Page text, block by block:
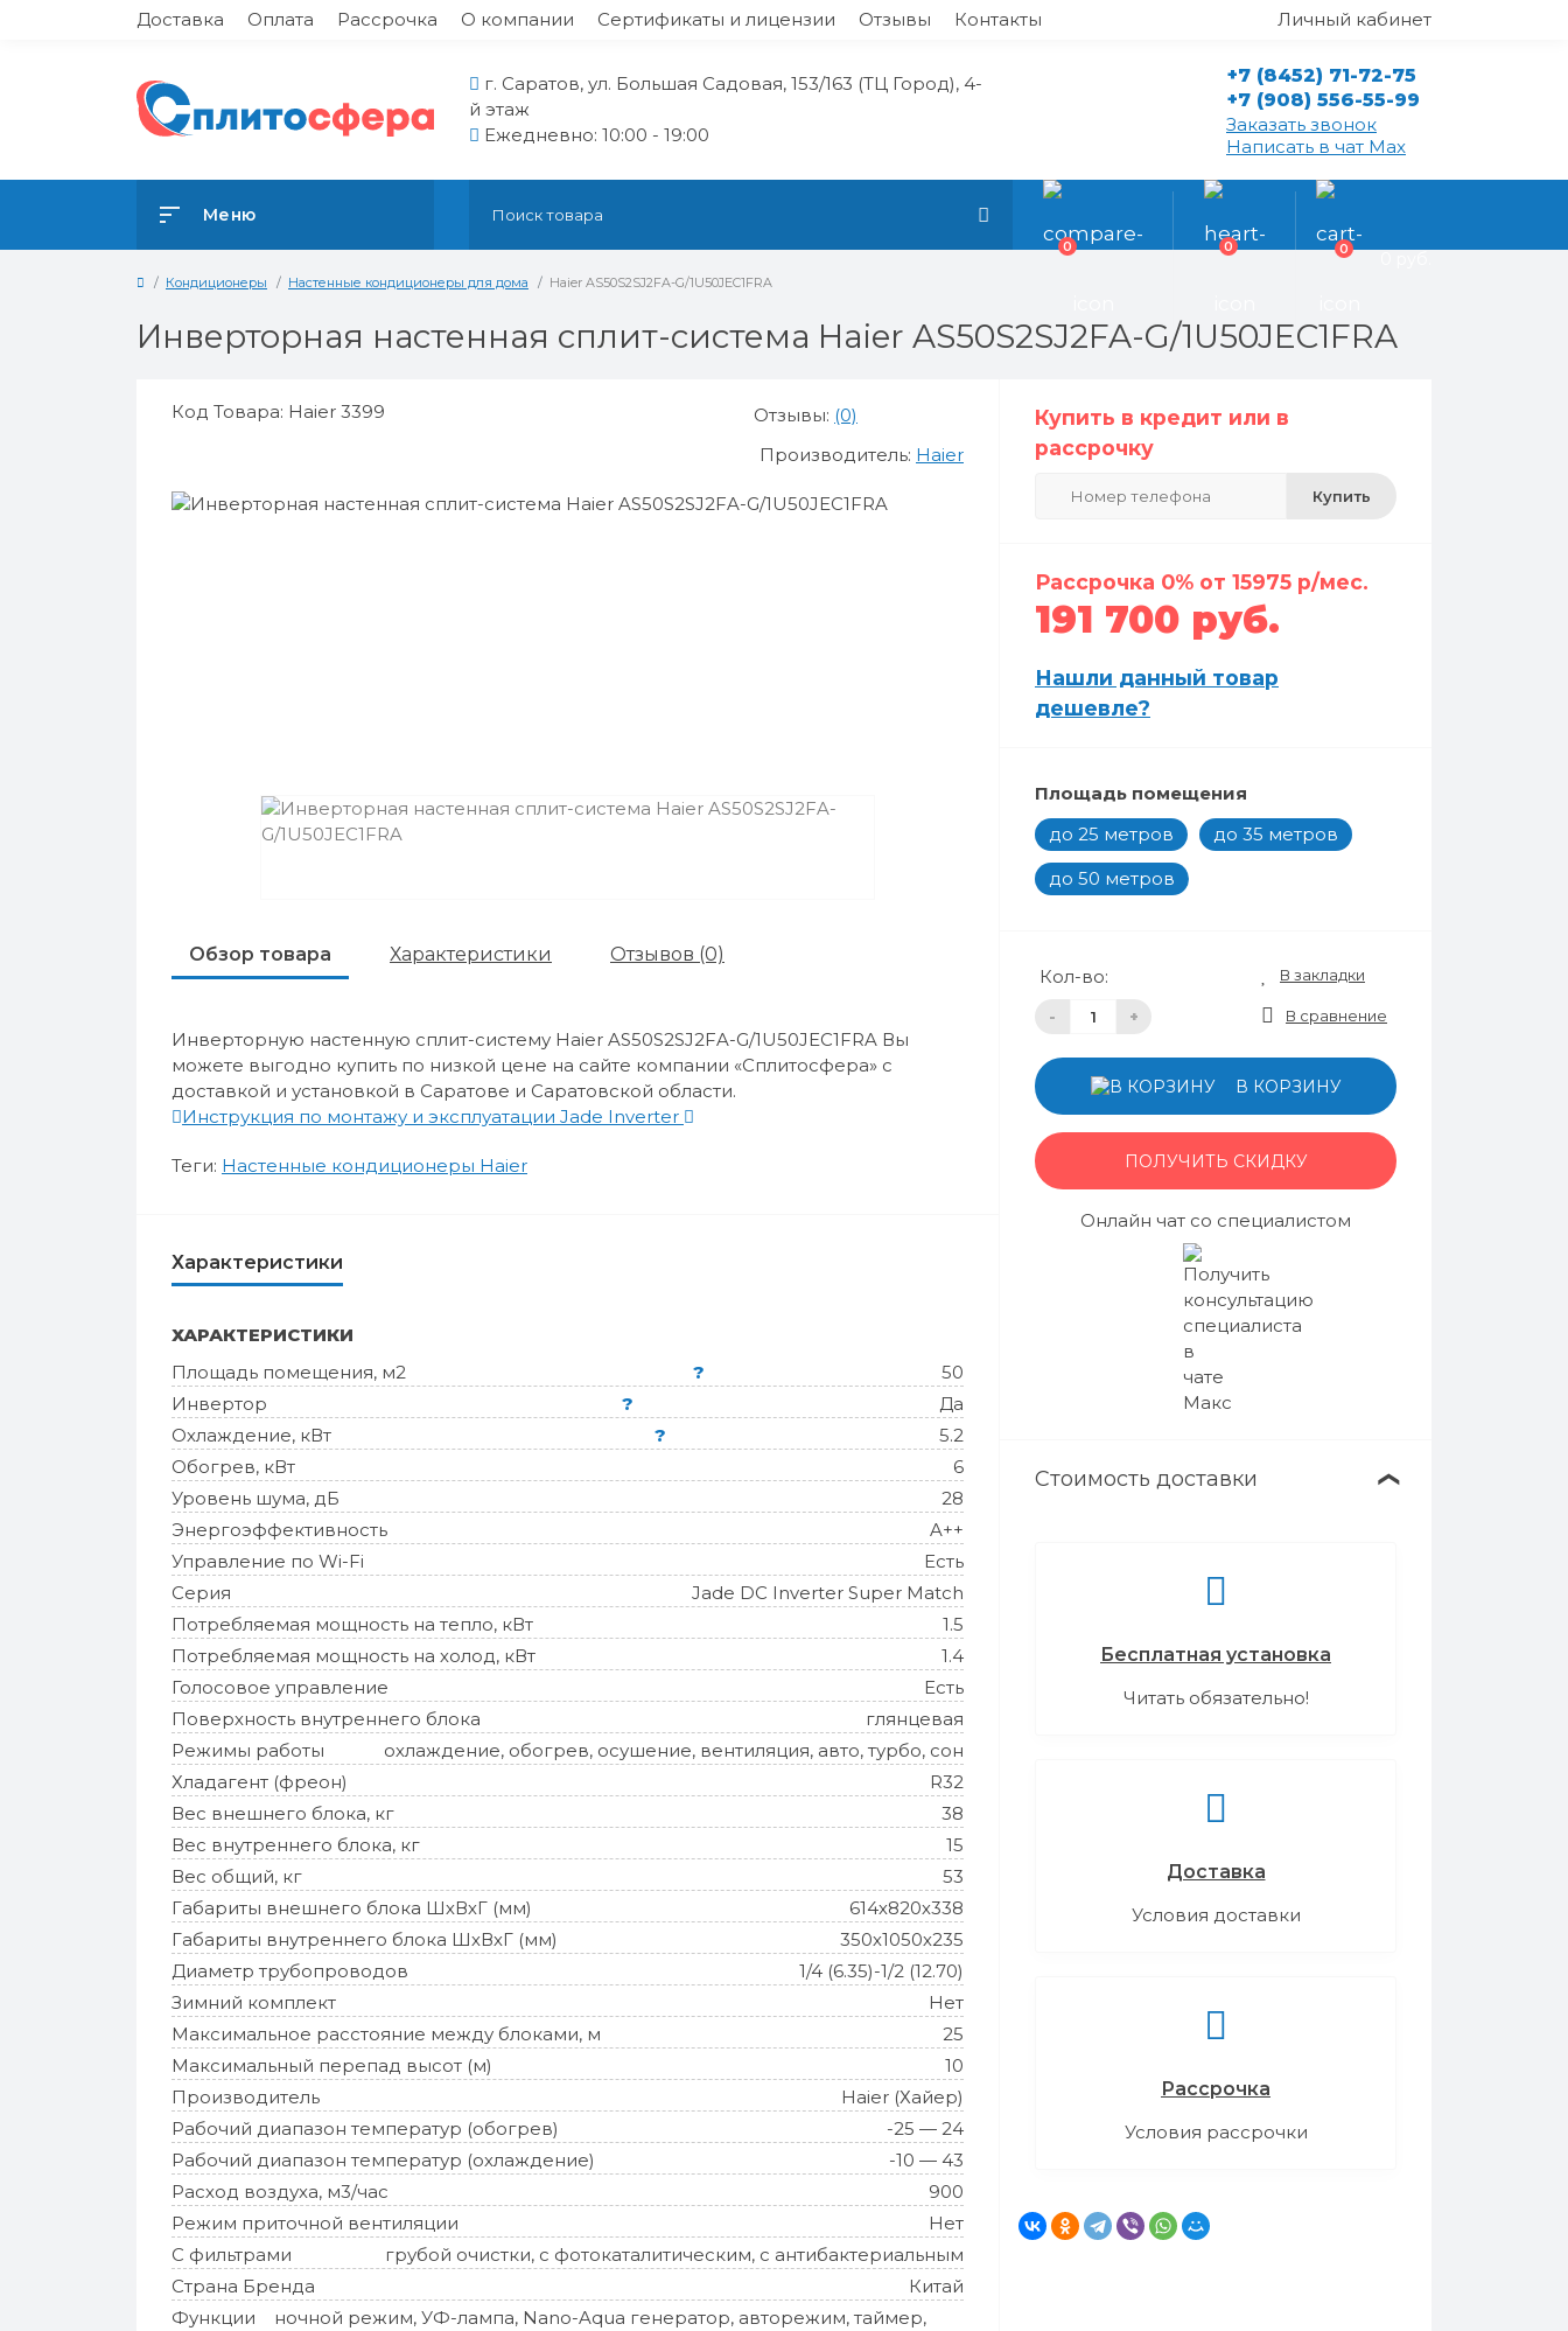
Доставка Оплата Рассрочка О компании Сертификаты и лицензии Отзывы Контакты Личный кабинет
г. Саратов, ул. Большая Садовая, 153/163 (ТЦ Город), 4-
й этаж
Ежедневно: 10:00 - 19:00
+7 (8452) 71-72-75
+7 (908) 556-55-99
Заказать звонок
Написать в чат Max
Меню
0 0 0
Кондиционеры Настенные кондиционеры для дома Haier AS50S2SJ2FA-G/1U50JEC1FRA
Инверторная настенная сплит-система Haier AS50S2SJ2FA-G/1U50JEC1FRA
Код Товара: Haier 3399 Отзывы: (0)
Производитель: Haier
Обзор товара Характеристики Отзывов (0)
Инверторную настенную сплит-систему Haier AS50S2SJ2FA-G/1U50JEC1FRA Вы
можете выгодно купить по низкой цене на сайте компании «Сплитосфера» с
доставкой и установкой в Саратове и Саратовской области.
Инструкция по монтажу и эксплуатации Jade Inverter
Теги: Настенные кондиционеры Haier
Характеристики
ХАРАКТЕРИСТИКИ
Площадь помещения, м2
?
50
Инвертор
?
Да
Охлаждение, кВт
?
5.2
Обогрев, кВт
6
Уровень шума, дБ
28
Энергоэффективность
A++
Управление по Wi-Fi
Есть
Серия
Jade DC Inverter Super Match
Потребляемая мощность на тепло, кВт
1.5
Потребляемая мощность на холод, кВт
1.4
Голосовое управление
Есть
Поверхность внутреннего блока
глянцевая
Режимы работы
охлаждение, обогрев, осушение, вентиляция, авто, турбо, сон
Хладагент (фреон)
R32
Вес внешнего блока, кг
38
Вес внутреннего блока, кг
15
Вес общий, кг
53
Габариты внешнего блока ШхВхГ (мм)
614х820х338
Габариты внутреннего блока ШхВхГ (мм)
350х1050х235
Диаметр трубопроводов
1/4 (6.35)-1/2 (12.70)
Зимний комплект
Нет
Максимальное расстояние между блоками, м
25
Максимальный перепад высот (м)
10
Производитель
Haier (Хайер)
Рабочий диапазон температур (обогрев)
-25 — 24
Рабочий диапазон температур (охлаждение)
-10 — 43
Расход воздуха, м3/час
900
Режим приточной вентиляции
Нет
С фильтрами
грубой очистки, с фотокаталитическим, с антибактериальным
Страна Бренда
Китай
Функции
ночной режим, УФ-лампа, Nano-Aqua генератор, авторежим, таймер,
Купить в кредит или в
рассрочку
Купить
Рассрочка 0% от 15975 р/мес.
191 700 руб.
Нашли данный товар
дешевле?
Площадь помещения
до 25 метров
до 35 метров
до 50 метров
Кол-во:
- +
В закладки
В сравнение
В КОРЗИНУ
ПОЛУЧИТЬ СКИДКУ
Онлайн чат со специалистом
Стоимость доставки ❯
Бесплатная установка
Читать обязательно!
Доставка
Условия доставки
Рассрочка
Условия рассрочки